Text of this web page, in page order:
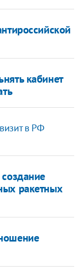
кабинет
в РФ
ракетных